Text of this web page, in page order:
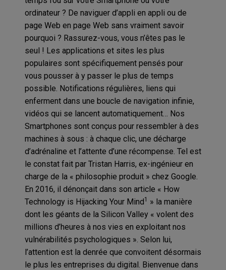
ordinateur ? De naviguer d’appli en appli ou de
page Web en page Web sans vraiment savoir
pourquoi ? Rassurez-vous, vous n’êtes pas le
seul ! Les applications et sites les plus
populaires sont spécifiquement pensés pour
vous pousser à y passer le plus de temps
possible. Notifications régulières, liens qui
enferment dans une boucle de navigation infinie,
vidéos qui se lancent automatiquement… Nos
Smartphones sont conçus pour ressembler à des
machines à sous : à chaque clic, une décharge
d’adrénaline et l’attente d’une récompense. Tel est
le constat fait par Tristan Harris, ex-ingénieur en
charge de la « philosophie produit » chez Google.
En 2016, il dénonçait dans son article « How
Technology is Hijacking Your Mind1 » la manière
dont les géants de la Silicon Valley « volent des
millions d’heures à nos vies en exploitant nos
vulnérabilités psychologiques ». Selon lui,
l’attention est la denrée que convoitent désormais
le plus les entreprises du digital. Bienvenue dans